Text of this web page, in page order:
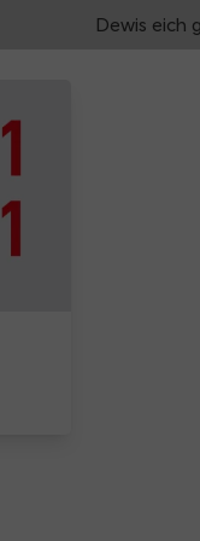
Dewis eich